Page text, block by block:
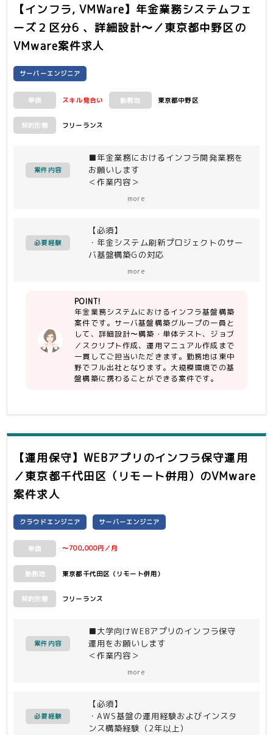
・ディスク/バックアップ
・NW
・実行系MWT
・アダプタ製品T
・運用基盤（監視・ジョブ・ログ）T
WindowsServer、PRIMERGY、ISM、
PowerCLI、PowerShell、
・行程：方式設計、詳細設計、構築、テ
ストで、環境構築に加えて運用マニュア
ルとジョブスクリプト作成
・経験年数：3年以上
【インフラ, VMWare】年金業務システムフェ
ーズ２区分6 、詳細設計〜／東京都中野区の
VMware案件求人
サーバーエンジニア
単価 スキル見合い 勤務地 東京都中野区
契約形態 フリーランス
案件内容
■年金業務におけるインフラ開発業務を
お願いします
＜作業内容＞
ト、運用マニュアル作成)（vCenter、
ESXi、WindowsServer、
PRIMERGY、ISM、PowerCLI、
PowerShell、Systemwalker
１．SV基盤構築Gにて、検証環境、受
入環境の構築作業・テスト、および本番
環境の設計を実施
各環境の規模感としては下記のとおり。
（環境により異なるため目安です）
・PRIMERGY×20
・ESXi×20
ョブの作成・テスト、運用マニュアルの
作成・テストを実施する。
・ジョブ×15
・マニュアル×40
WindowsServer、PRIMERGY、ISM、
PowerCLI、PowerShell、
more
必要経験
【必須】
・年金システム刷新プロジェクトのサー
バ基盤構築Gの対応
・ミドルウェア以降の構築は別のグルー
プが担当
・特にVMWare経験者（※今回
vSphere8からVCF9に更新）、
WindowsServer経験者
more
POINT!
年金業務システムにおけるインフラ基盤構築
案件です。サーバ基盤構築グループの一員と
して、詳細設計〜構築・単体テスト、ジョブ
／スクリプト作成、運用マニュアル作成まで
一貫してご担当いただきます。勤務地は東中
野でフル出社となります。大規模環境での基
盤構築に携わることができる案件です。
【運用保守】WEBアプリのインフラ保守運用
／東京都千代田区（リモート併用） のVMware
案件求人
クラウドエンジニア サーバーエンジニア
単価 〜700,000円／月
勤務地 東京都千代田区（リモート併用）
契約形態 フリーランス
案件内容
■大学向けWEBアプリのインフラ保守
運用をお願いします
＜作業内容＞
・現行基盤（VMware）から次期基盤
（AWS）への構築／移行対応
・問い合わせ対応およびエンハンス対応
more
必要経験
【必須】
・AWS基盤の運用経験およびインスタ
ンス構築経験（2年以上）